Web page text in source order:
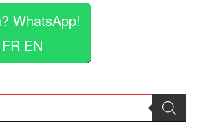
uit te rollen. Tegelijkertijd niet
geven je rustig de tijd om je
maken. Tevens erg competitieve
al een zeer positieve ervaring en
WhatsApp!
EN